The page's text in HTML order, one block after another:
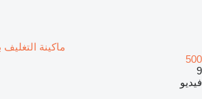
500
9
فيديو